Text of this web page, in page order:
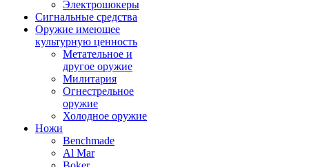
Электрошокеры
Сигнальные средства
Оружие имеющее
культурную ценность
Метательное и
другое оружие
Милитария
Огнестрельное
оружие
Холодное оружие
Ножи
Benchmade
Al Mar